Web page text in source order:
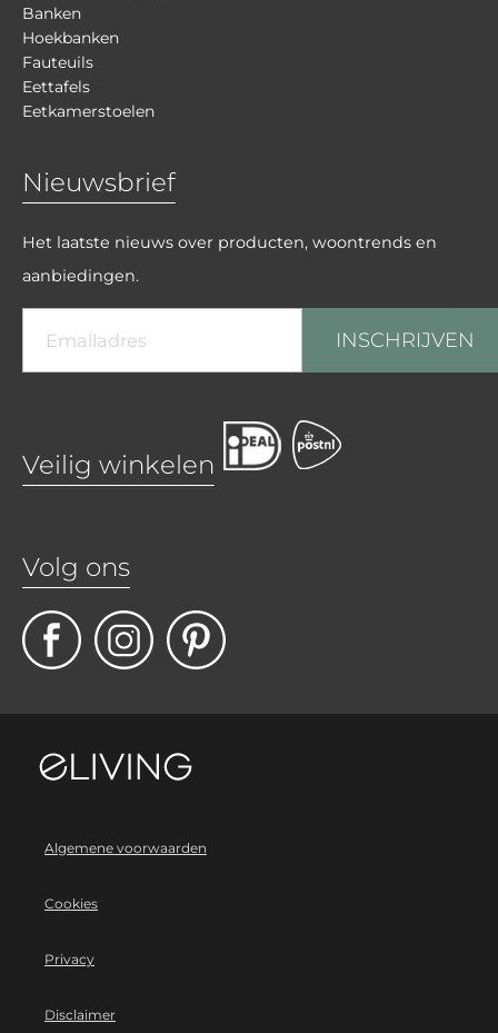
Banken
Hoekbanken
Fauteuils
Eettafels
Eetkamerstoelen
Nieuwsbrief
Het laatste nieuws over producten, woontrends en
aanbiedingen.
INSCHRIJVEN
Veilig winkelen
Volg ons
Algemene voorwaarden
Cookies
Privacy
Disclaimer